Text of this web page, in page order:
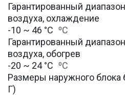
Гарантированный
воздуха, охлаждение
-10 ~ 46 °C ⁰С
Гарантированный
воздуха, обогрев
-20 ~ 24 °C ⁰С
Размеры наружного блока
Г)